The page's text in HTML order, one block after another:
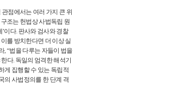
점에서는 여러 가지 큰 위
조는 헌법상 사법독립 원
이다. 판사와 검사와 경찰
를 방치한다면 더 이상 실
, “법을 다루는 자들이 법을
다. 독일의 엄격한 해석기
게 집행할 수 있는 독립적
의 사법정의를 한 단계 격